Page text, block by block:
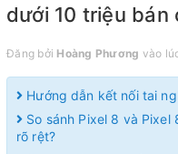
dưới 10 triệu
Đăng bởi Hoàng Phương vào
Hướng dẫn kết nối tai
So sánh Pixel 8 và
rõ rệt?